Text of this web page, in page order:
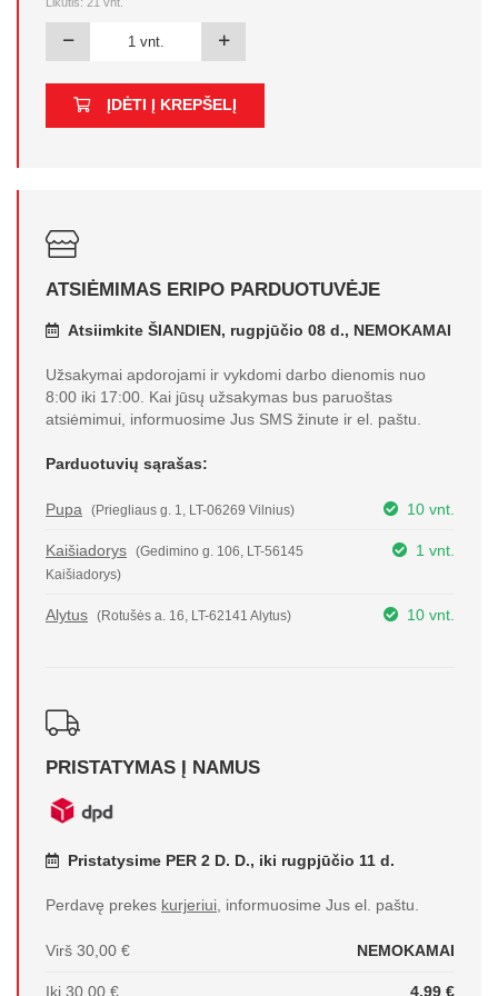
ĮDĖTI Į KREPŠELĮ
ATSIĖMIMAS ERIPO PARDUOTUVĖJE
Atsiimkite ŠIANDIEN, rugpjūčio 08 d., NEMOKAMAI
Užsakymai apdorojami ir vykdomi darbo dienomis nuo
8:00 iki 17:00. Kai jūsų užsakymas bus paruoštas
atsiėmimui, informuosime Jus SMS žinute ir el. paštu.
Parduotuvių sąrašas:
Pupa (Priegliaus g. 1, LT-06269 Vilnius) 10 vnt.
Kaišiadorys
(Gedimino g. 106, LT-56145
Kaišiadorys)
1 vnt.
Alytus (Rotušės a. 16, LT-62141 Alytus) 10 vnt.
PRISTATYMAS Į NAMUS
Pristatysime PER 2 D. D., iki rugpjūčio 11 d.
Perdavę prekes kurjeriui, informuosime Jus el. paštu.
Virš 30,00 € NEMOKAMAI
Iki 30,00 € 4,99 €